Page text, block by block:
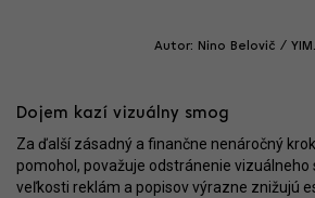
Autor: Nino Belovič /
Dojem kazí vizuálny smog
Za ďalší zásadný a finančne nenáročný
pomohol, považuje odstránenie vizuálneho
veľkosti reklám a popisov výrazne znižujú